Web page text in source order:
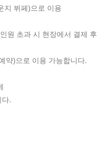
지 뷔페)으로 이용
원 초과 시 현장에서 결제 후
약)으로 이용 가능합니다.
다.